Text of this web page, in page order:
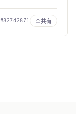
#827d2871 共有